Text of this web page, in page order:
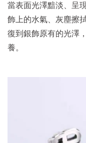
當表面光澤黯淡、呈
飾上的水氣、灰塵擦
復到銀飾原有的光澤
養。